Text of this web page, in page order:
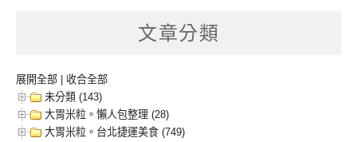
文章分類
展開全部
收合全部
未分類 (143)
大胃米粒。懶人包整理 (28)
大胃米粒。台北捷運美食 (749)